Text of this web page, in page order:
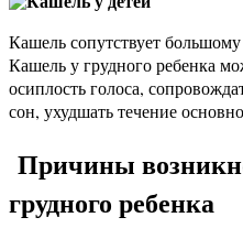
Кашель сопутствует
Кашель у грудного ребенка
осиплость голоса,
сон, ухудшать течение
Причины
грудного ребенка